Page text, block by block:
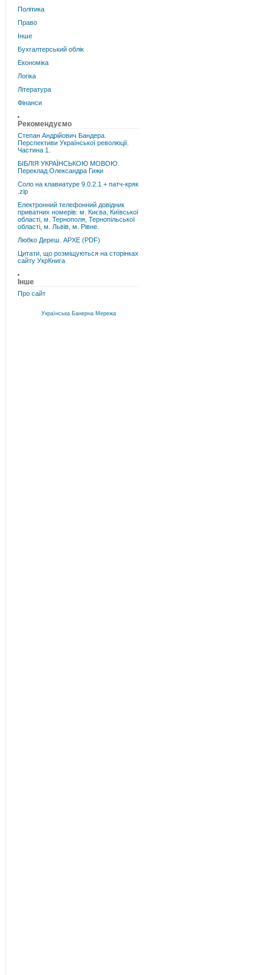
Політика
Право
Інше
Бухгалтерський облік
Економіка
Логіка
Література
Фінанси
Рекомендуємо
Степан Андрійович Бандера.
Перспективи Української революції.
Частина 1.
БІБЛІЯ УКРАЇНСЬКОЮ МОВОЮ.
Переклад Олександра Гижи
Соло на клавиатуре 9.0.2.1 + патч-кряк
.zip
Електронний телефонний довідник
приватних номерів: м. Києва, Київської
області, м. Тернополя, Тернопільської
області, м. Львів, м. Рівне.
Любко Дереш. АРХЕ (PDF)
Цитати, що розміщуються на сторінках
сайту УкрКнига
Інше
Про сайт
Українська Банерна Мережа